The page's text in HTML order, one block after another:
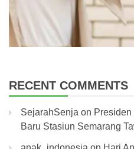
RECENT COMMENTS
SejarahSenja on
Baru Stasiun Semarang